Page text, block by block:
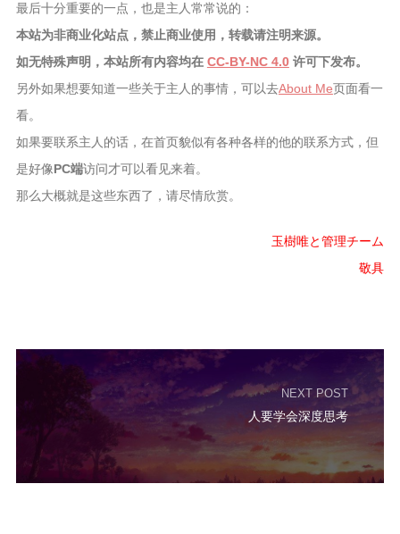
最后十分重要的一点，也是主人常常说的：
本站为非商业化站点，禁止商业使用，转载请注明来源。
如无特殊声明，本站所有内容均在 CC-BY-NC 4.0许可下发布。
另外如果想要知道一些关于主人的事情，可以去About Me页面看一
看。
如果要联系主人的话，在首页貌似有各种各样的他的联系方式，但
是好像PC端访问才可以看见来着。
那么大概就是这些东西了，请尽情欣赏。
玉樹唯と管理チーム
敬具
NEXT POST
人要学会深度思考